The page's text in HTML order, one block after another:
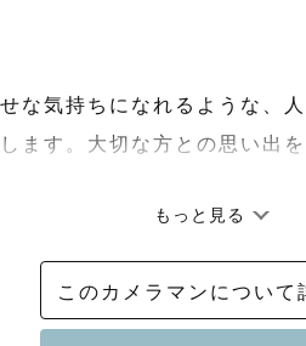
な気持ちになれるような、
ます。大切な方との思い出
もっと見る
このカメラマンについて